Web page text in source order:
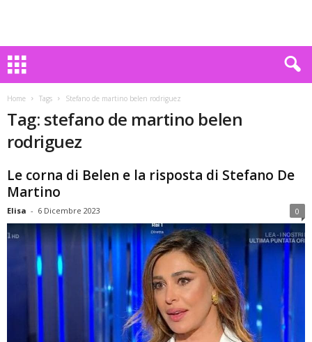
Home Tags Stefano de martino belen rodriguez
Tag: stefano de martino belen
rodriguez
Le corna di Belen e la risposta di Stefano De
Martino
Elisa - 6 Dicembre 2023 0